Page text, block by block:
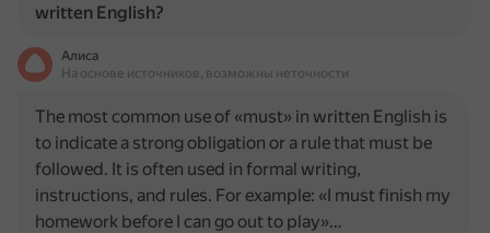
written English?
Алиса
На основе источников, возможны неточности
The most common use of «must» in written English is
to indicate a strong obligation or a rule that must be
followed. It is often used in formal writing,
instructions, and rules. For example: «I must finish my
homework before I can go out to play»…